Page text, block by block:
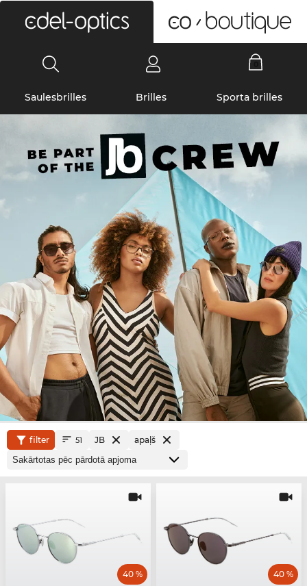
Saulesbrilles Brilles Sporta brilles
filter 51 JB apaļš
40 % 40 %